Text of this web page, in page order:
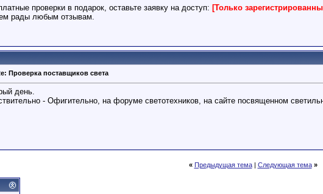
проверки в подарок, оставьте заявку на доступ: [Только
рады любым отзывам.
Проверка поставщиков света
день.
- Офигительно, на форуме светотехников, на сайте посвященном
« Предыдущая тема| Следующая тема »